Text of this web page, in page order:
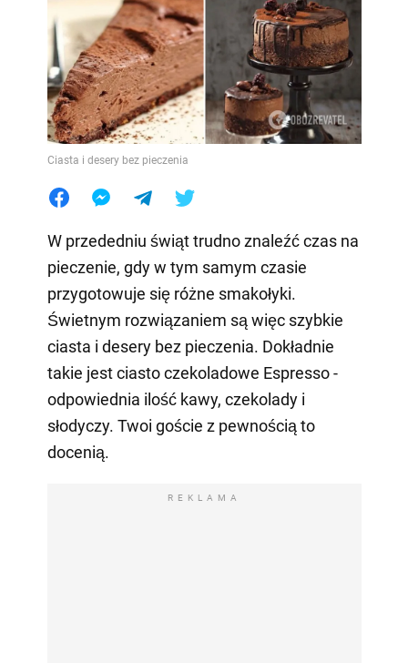
Ciasta i desery bez pieczenia
W przededniu świąt trudno znaleźć czas na
pieczenie, gdy w tym samym czasie
przygotowuje się różne smakołyki.
Świetnym rozwiązaniem są więc szybkie
ciasta i desery bez pieczenia. Dokładnie
takie jest ciasto czekoladowe Espresso -
odpowiednia ilość kawy, czekolady i
słodyczy. Twoi goście z pewnością to
docenią.
REKLAMA